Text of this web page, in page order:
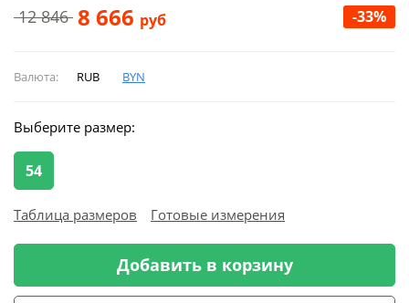
12 846 8 666 руб -33%
Валюта: RUB BYN
Выберите размер:
54
Таблица размеров Готовые измерения
Добавить в корзину